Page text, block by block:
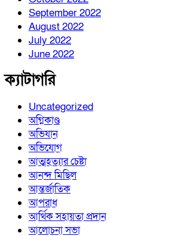
September 2022
August 2022
July 2022
June 2022
ক্যাটাগরি
Uncategorized
অগ্নিকাণ্ড
অভিযান
অভিযোগ
আত্মহত্যার চেষ্টা
আনন্দ মিছিল
আন্তর্জাতিক
আপরাধ
আর্থিক সহায়তা প্রদান
আলোচনা সভা